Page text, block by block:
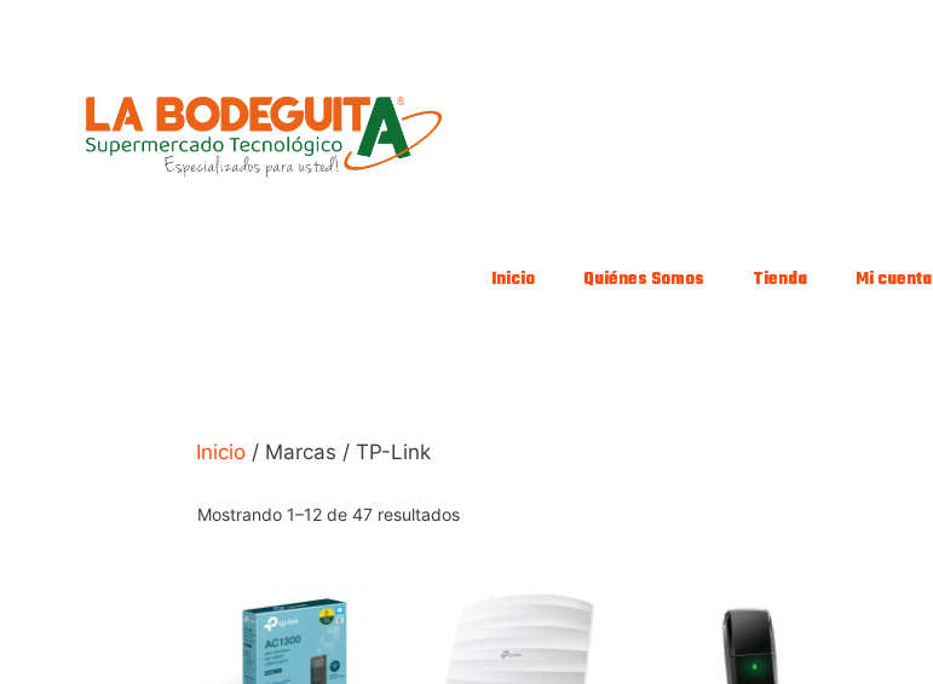
Inicio Quiénes Somos Tienda Mi cuenta
Inicio / Marcas / TP-Link
Mostrando 1–12 de 47 resultados